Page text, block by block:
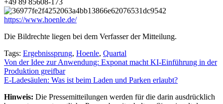
https://www.hoenle.de/
Die Bildrechte liegen bei dem Verfasser der Mitteilung.
Tags: Ergebnissprung, Hoenle, Quartal
Beitragsnavigation
Von der Idee zur Anwendung: Exponat macht KI-Einführung in der
Produktion greifbar
E-Ladesäulen: Was ist beim Laden und Parken erlaubt?
Hinweis: Die Pressemitteilungen werden für die darin ausdrücklich